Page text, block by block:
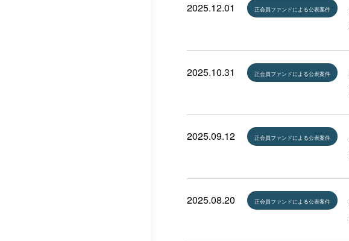
2025.12.01 正会員ファンドによる公表案件
2025.10.31 正会員ファンドによる公表案件
2025.09.12 正会員ファンドによる公表案件
2025.08.20 正会員ファンドによる公表案件